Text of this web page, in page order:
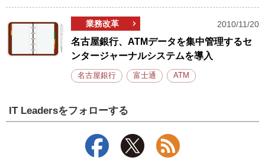
業務改革 2010/11/20
名古屋銀行、ATMデータを集中管理するセ
ンタージャーナルシステムを導入
名古屋銀行 富士通 ATM
IT Leadersをフォローする